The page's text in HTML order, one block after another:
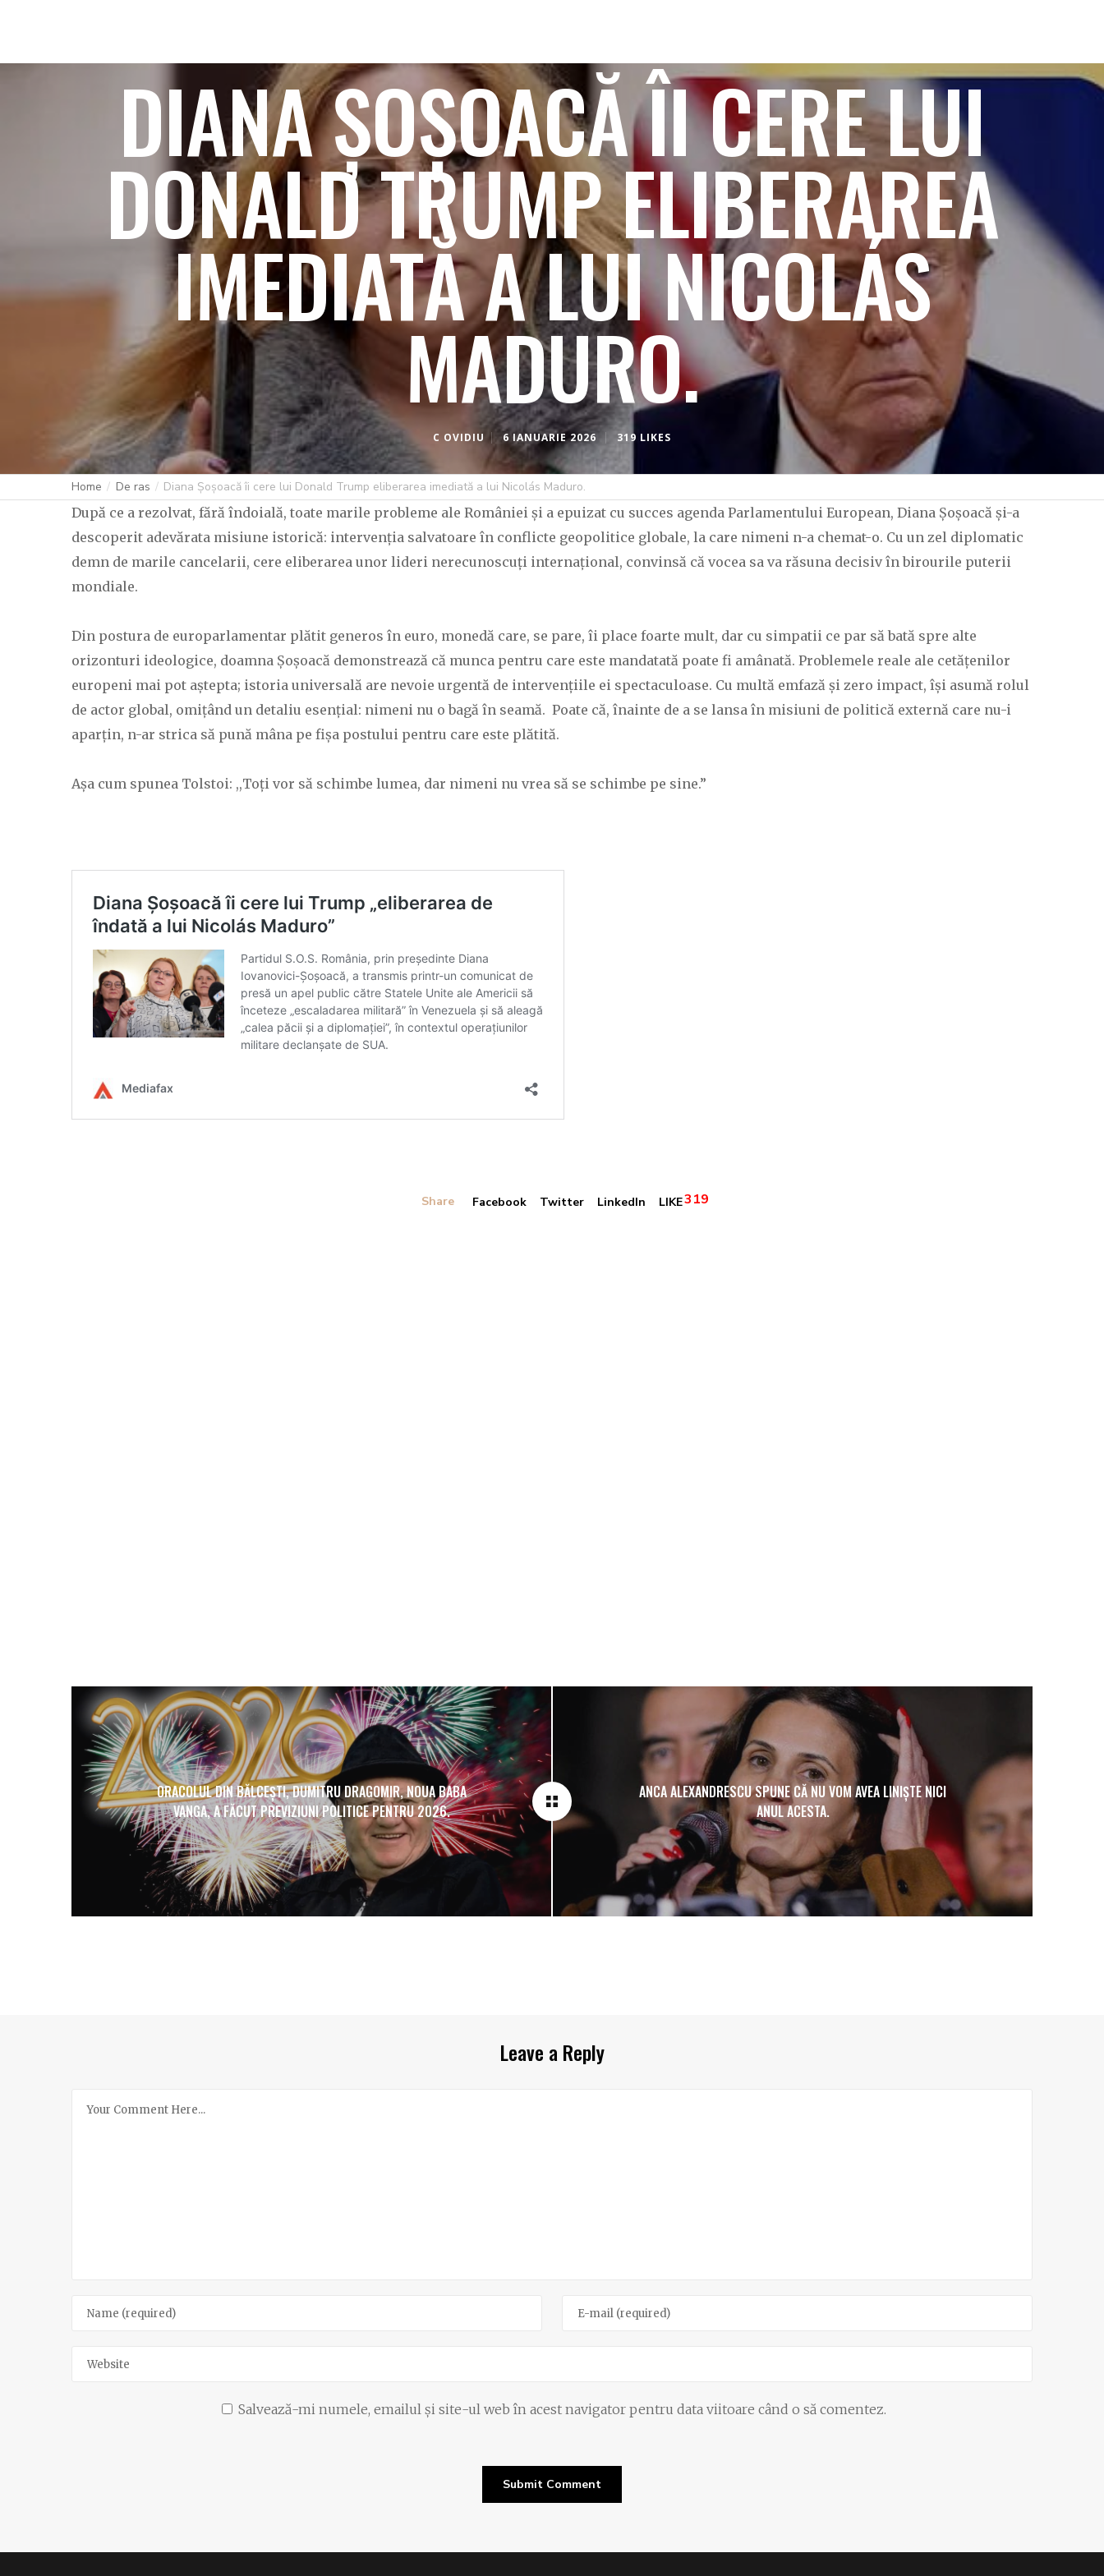
DIANA ȘOȘOACĂ ÎI CERE LUI
DONALD TRUMP ELIBERAREA
IMEDIATĂ A LUI NICOLÁS
MADURO.
C OVIDIU 6 IANUARIE 2026 319 LIKES
Home De ras Diana Șoșoacă îi cere lui Donald Trump eliberarea imediată a lui Nicolás Maduro.
După ce a rezolvat, fără îndoială, toate marile probleme ale României și a epuizat cu succes agenda Parlamentului European, Diana Șoșoacă și-a
descoperit adevărata misiune istorică: intervenția salvatoare în conflicte geopolitice globale, la care nimeni n-a chemat-o. Cu un zel diplomatic
demn de marile cancelarii, cere eliberarea unor lideri nerecunoscuți internațional, convinsă că vocea sa va răsuna decisiv în birourile puterii
mondiale.
Din postura de europarlamentar plătit generos în euro, monedă care, se pare, îi place foarte mult, dar cu simpatii ce par să bată spre alte
orizonturi ideologice, doamna Șoșoacă demonstrează că munca pentru care este mandatată poate fi amânată. Problemele reale ale cetățenilor
europeni mai pot aștepta; istoria universală are nevoie urgentă de intervențiile ei spectaculoase. Cu multă emfază și zero impact, își asumă rolul
de actor global, omițând un detaliu esențial: nimeni nu o bagă în seamă. Poate că, înainte de a se lansa în misiuni de politică externă care nu-i
aparțin, n-ar strica să pună mâna pe fișa postului pentru care este plătită.
Așa cum spunea Tolstoi: ,,Toți vor să schimbe lumea, dar nimeni nu vrea să se schimbe pe sine.”
Share Facebook Twitter LinkedIn LIKE319
ORACOLUL DIN BĂLCEȘTI, DUMITRU DRAGOMIR, NOUA BABA
VANGA, A FĂCUT PREVIZIUNI POLITICE PENTRU 2026.
ANCA ALEXANDRESCU SPUNE CĂ NU VOM AVEA LINIȘTE NICI
ANUL ACESTA.
Leave a Reply
Salvează-mi numele, emailul și site-ul web în acest navigator pentru data viitoare când o să comentez.